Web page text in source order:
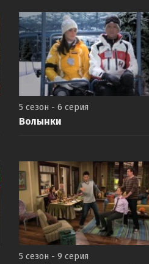
5 сезон - 6 серия
Волынки
5 сезон - 9 серия